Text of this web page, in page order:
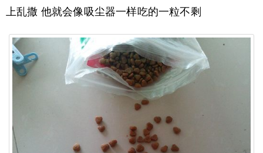
上乱撒 他就会像吸尘器一样吃的一粒不剩